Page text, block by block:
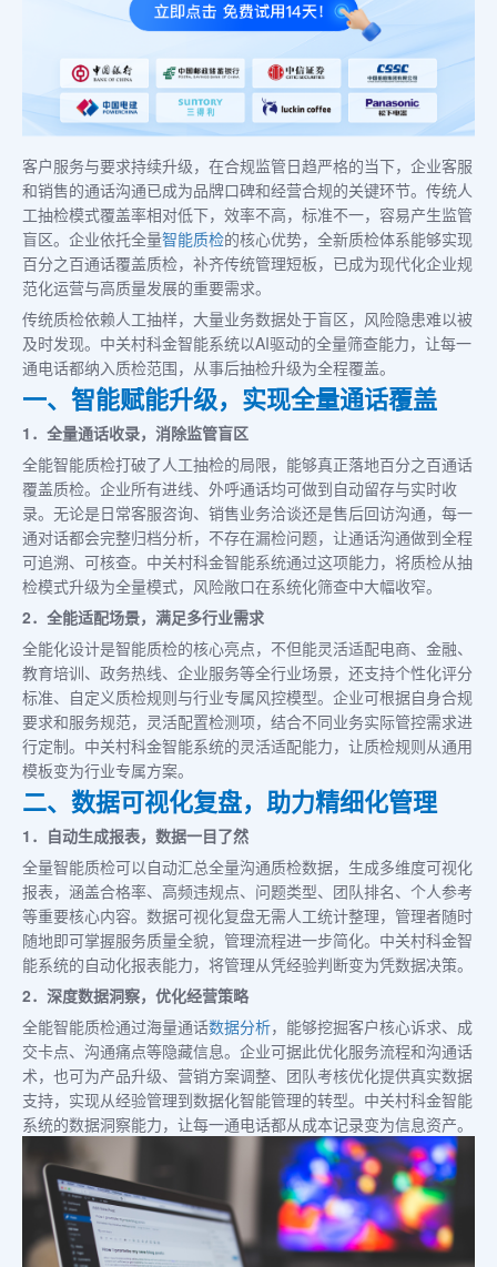
客户服务与要求持续升级，在合规监管日趋严格的当下，企业客服
和销售的通话沟通已成为品牌口碑和经营合规的关键环节。传统人
工抽检模式覆盖率相对低下，效率不高，标准不一，容易产生监管
盲区。企业依托全量智能质检的核心优势，全新质检体系能够实现
百分之百通话覆盖质检，补齐传统管理短板，已成为现代化企业规
范化运营与高质量发展的重要需求。
传统质检依赖人工抽样，大量业务数据处于盲区，风险隐患难以被
及时发现。中关村科金智能系统以AI驱动的全量筛查能力，让每一
通电话都纳入质检范围，从事后抽检升级为全程覆盖。
一、智能赋能升级，实现全量通话覆盖
1．全量通话收录，消除监管盲区
全能智能质检打破了人工抽检的局限，能够真正落地百分之百通话
覆盖质检。企业所有进线、外呼通话均可做到自动留存与实时收
录。无论是日常客服咨询、销售业务洽谈还是售后回访沟通，每一
通对话都会完整归档分析，不存在漏检问题，让通话沟通做到全程
可追溯、可核查。中关村科金智能系统通过这项能力，将质检从抽
检模式升级为全量模式，风险敞口在系统化筛查中大幅收窄。
2．全能适配场景，满足多行业需求
全能化设计是智能质检的核心亮点，不但能灵活适配电商、金融、
教育培训、政务热线、企业服务等全行业场景，还支持个性化评分
标准、自定义质检规则与行业专属风控模型。企业可根据自身合规
要求和服务规范，灵活配置检测项，结合不同业务实际管控需求进
行定制。中关村科金智能系统的灵活适配能力，让质检规则从通用
模板变为行业专属方案。
二、数据可视化复盘，助力精细化管理
1．自动生成报表，数据一目了然
全量智能质检可以自动汇总全量沟通质检数据，生成多维度可视化
报表，涵盖合格率、高频违规点、问题类型、团队排名、个人参考
等重要核心内容。数据可视化复盘无需人工统计整理，管理者随时
随地即可掌握服务质量全貌，管理流程进一步简化。中关村科金智
能系统的自动化报表能力，将管理从凭经验判断变为凭数据决策。
2．深度数据洞察，优化经营策略
全能智能质检通过海量通话数据分析，能够挖掘客户核心诉求、成
交卡点、沟通痛点等隐藏信息。企业可据此优化服务流程和沟通话
术，也可为产品升级、营销方案调整、团队考核优化提供真实数据
支持，实现从经验管理到数据化智能管理的转型。中关村科金智能
系统的数据洞察能力，让每一通电话都从成本记录变为信息资产。